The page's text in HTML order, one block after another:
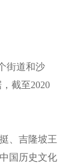
街道和沙
截至2020
、吉隆坡王
国历史文化